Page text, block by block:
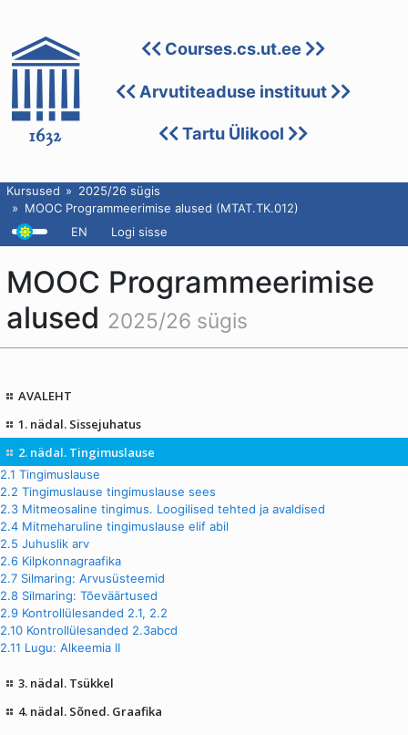
Courses.cs.ut.ee
Arvutiteaduse instituut
Tartu Ülikool
Kursused
2025/26 sügis
MOOC Programmeerimise alused (MTAT.TK.012)
EN
Logi sisse
MOOC Programmeerimise
alused 2025/26 sügis
AVALEHT
1. nädal. Sissejuhatus
2. nädal. Tingimuslause
2.1 Tingimuslause
2.2 Tingimuslause tingimuslause sees
2.3 Mitmeosaline tingimus. Loogilised tehted ja avaldised
2.4 Mitmeharuline tingimuslause elif abil
2.5 Juhuslik arv
2.6 Kilpkonnagraafika
2.7 Silmaring: Arvusüsteemid
2.8 Silmaring: Tõeväärtused
2.9 Kontrollülesanded 2.1, 2.2
2.10 Kontrollülesanded 2.3abcd
2.11 Lugu: Alkeemia II
3. nädal. Tsükkel
4. nädal. Sõned. Graafika